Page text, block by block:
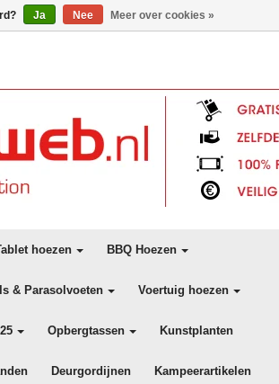
hoezen BBQ Hoezen
& Parasolvoeten Voertuig hoezen
Opbergtassen Kunstplanten
Deurgordijnen Kampeerartikelen
Ja Nee Meer over cookies »